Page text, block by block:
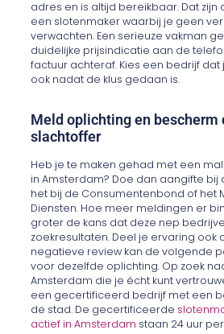
adres en is altijd bereikbaar. Dat zijn
een slotenmaker waarbij je geen
verwachten. Een serieuze vakman
duidelijke prijsindicatie aan de
factuur achteraf. Kies een bedrijf dat
ook nadat de klus gedaan is.
Meld oplichting en bescherm
slachtoffer
Heb je te maken gehad met een
in Amsterdam? Doe dan aangifte bij
het bij de Consumentenbond of het
Diensten. Hoe meer meldingen er
groter de kans dat deze nep
zoekresultaten. Deel je ervaring ook
negatieve review kan de volgende
voor dezelfde oplichting. Op zoek
Amsterdam die je écht kunt
een gecertificeerd bedrijf met een
de stad. De gecertificeerde
actief in Amsterdam staan 24 uur